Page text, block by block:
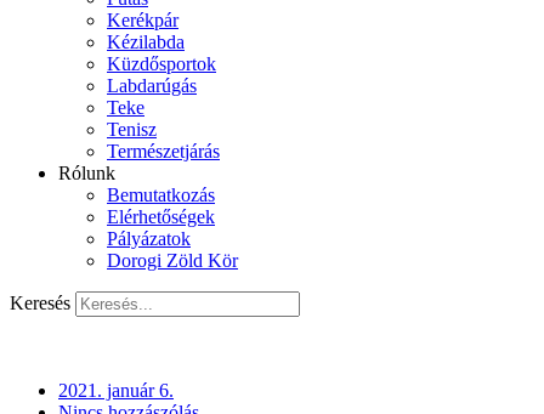
Kerékpár
Kézilabda
Küzdősportok
Labdarúgás
Teke
Tenisz
Természetjárás
Rólunk
Bemutatkozás
Elérhetőségek
Pályázatok
Dorogi Zöld Kör
Keresés
2021. január 6.